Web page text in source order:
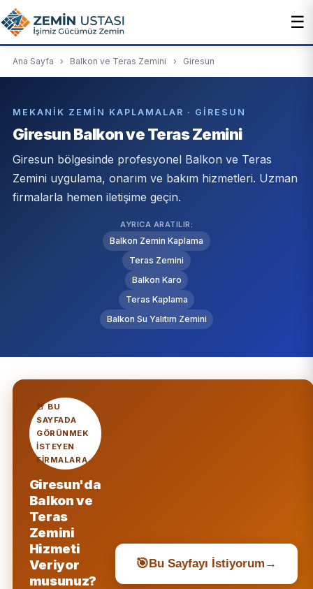
☰
Ana Sayfa › Balkon ve Teras Zemini › Giresun
MEKANIK ZEMIN KAPLAMALAR · GIRESUN
Giresun Balkon ve Teras Zemini
Giresun bölgesinde profesyonel Balkon ve Teras
Zemini uygulama, onarım ve bakım hizmetleri. Uzman
firmalarla hemen iletişime geçin.
AYRICA ARATILIR:
Balkon Zemin Kaplama
Teras Zemini
Balkon Karo
Teras Kaplama
Balkon Su Yalıtım Zemini
🚨 BU
SAYFADA
GÖRÜNMEK
ISTEYEN
FIRMALARA
Giresun'da
Balkon ve
Teras
Zemini
Hizmeti
Veriyor
musunuz?
🎯Bu Sayfayı İstiyorum →